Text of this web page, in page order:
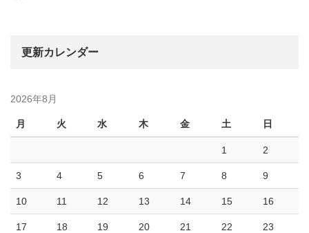
更新カレンダー
2026年8月
月 火 水 木 金 土 日
1 2
3 4 5 6 7 8 9
10 11 12 13 14 15 16
17 18 19 20 21 22 23